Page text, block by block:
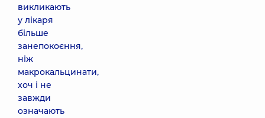
викликають
у лікаря
більше
занепокоєння,
ніж
макрокальцинати,
хоч і не
завжди
означають